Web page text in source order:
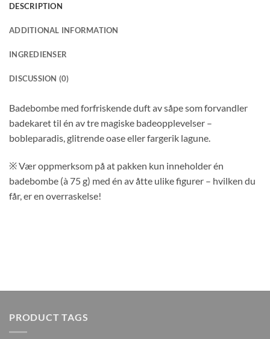
DESCRIPTION
ADDITIONAL INFORMATION
INGREDIENSER
DISCUSSION (0)
Badebombe med forfriskende duft av såpe som forvandler
badekaret til én av tre magiske badeopplevelser –
bobleparadis, glitrende oase eller fargerik lagune.
※ Vær oppmerksom på at pakken kun inneholder én
badebombe (à 75 g) med én av åtte ulike figurer – hvilken du
får, er en overraskelse!
PRODUCT TAGS